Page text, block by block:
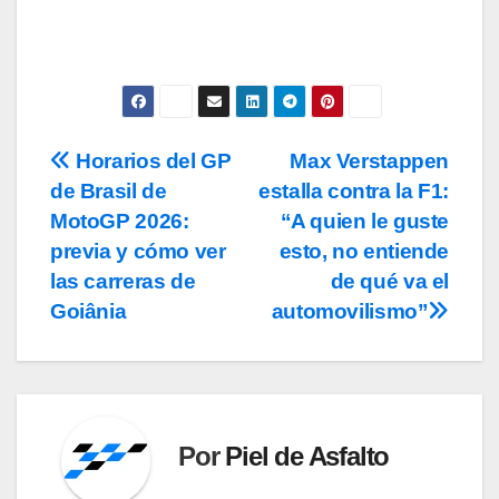
Navegación
de
entradas
Max Verstappen
estalla contra la F1:
“A quien le guste
esto, no entiende
de qué va el
automovilismo”
Horarios del GP
de Brasil de
MotoGP 2026:
previa y cómo ver
las carreras de
Goiânia
PorPiel de Asfalto